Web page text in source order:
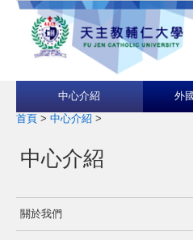
中心介紹 外
首頁 > 中心介紹 >
中心介紹
關於我們